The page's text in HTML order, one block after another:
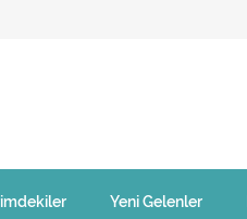
Yeni Gelenler